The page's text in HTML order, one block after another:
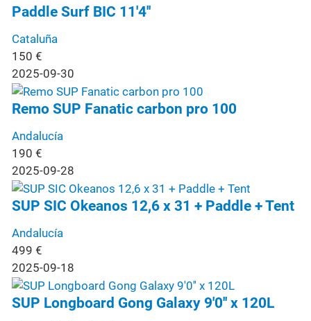
Paddle Surf BIC 11'4''
Cataluña
150 €
2025-09-30
Remo SUP Fanatic carbon pro 100
Andalucía
190 €
2025-09-28
SUP SIC Okeanos 12,6 x 31 + Paddle + Tent
Andalucía
499 €
2025-09-18
SUP Longboard Gong Galaxy 9'0'' x 120L